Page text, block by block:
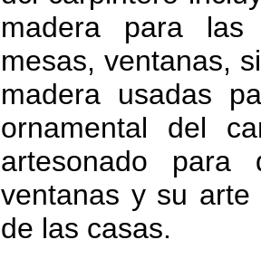
madera para las
mesas, ventanas,
madera usadas
ornamental del
artesonado
ventanas y su
de las casas.